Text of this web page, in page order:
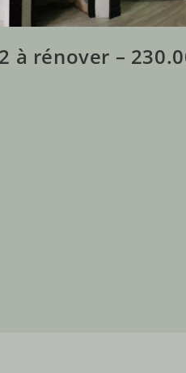
à rénover –